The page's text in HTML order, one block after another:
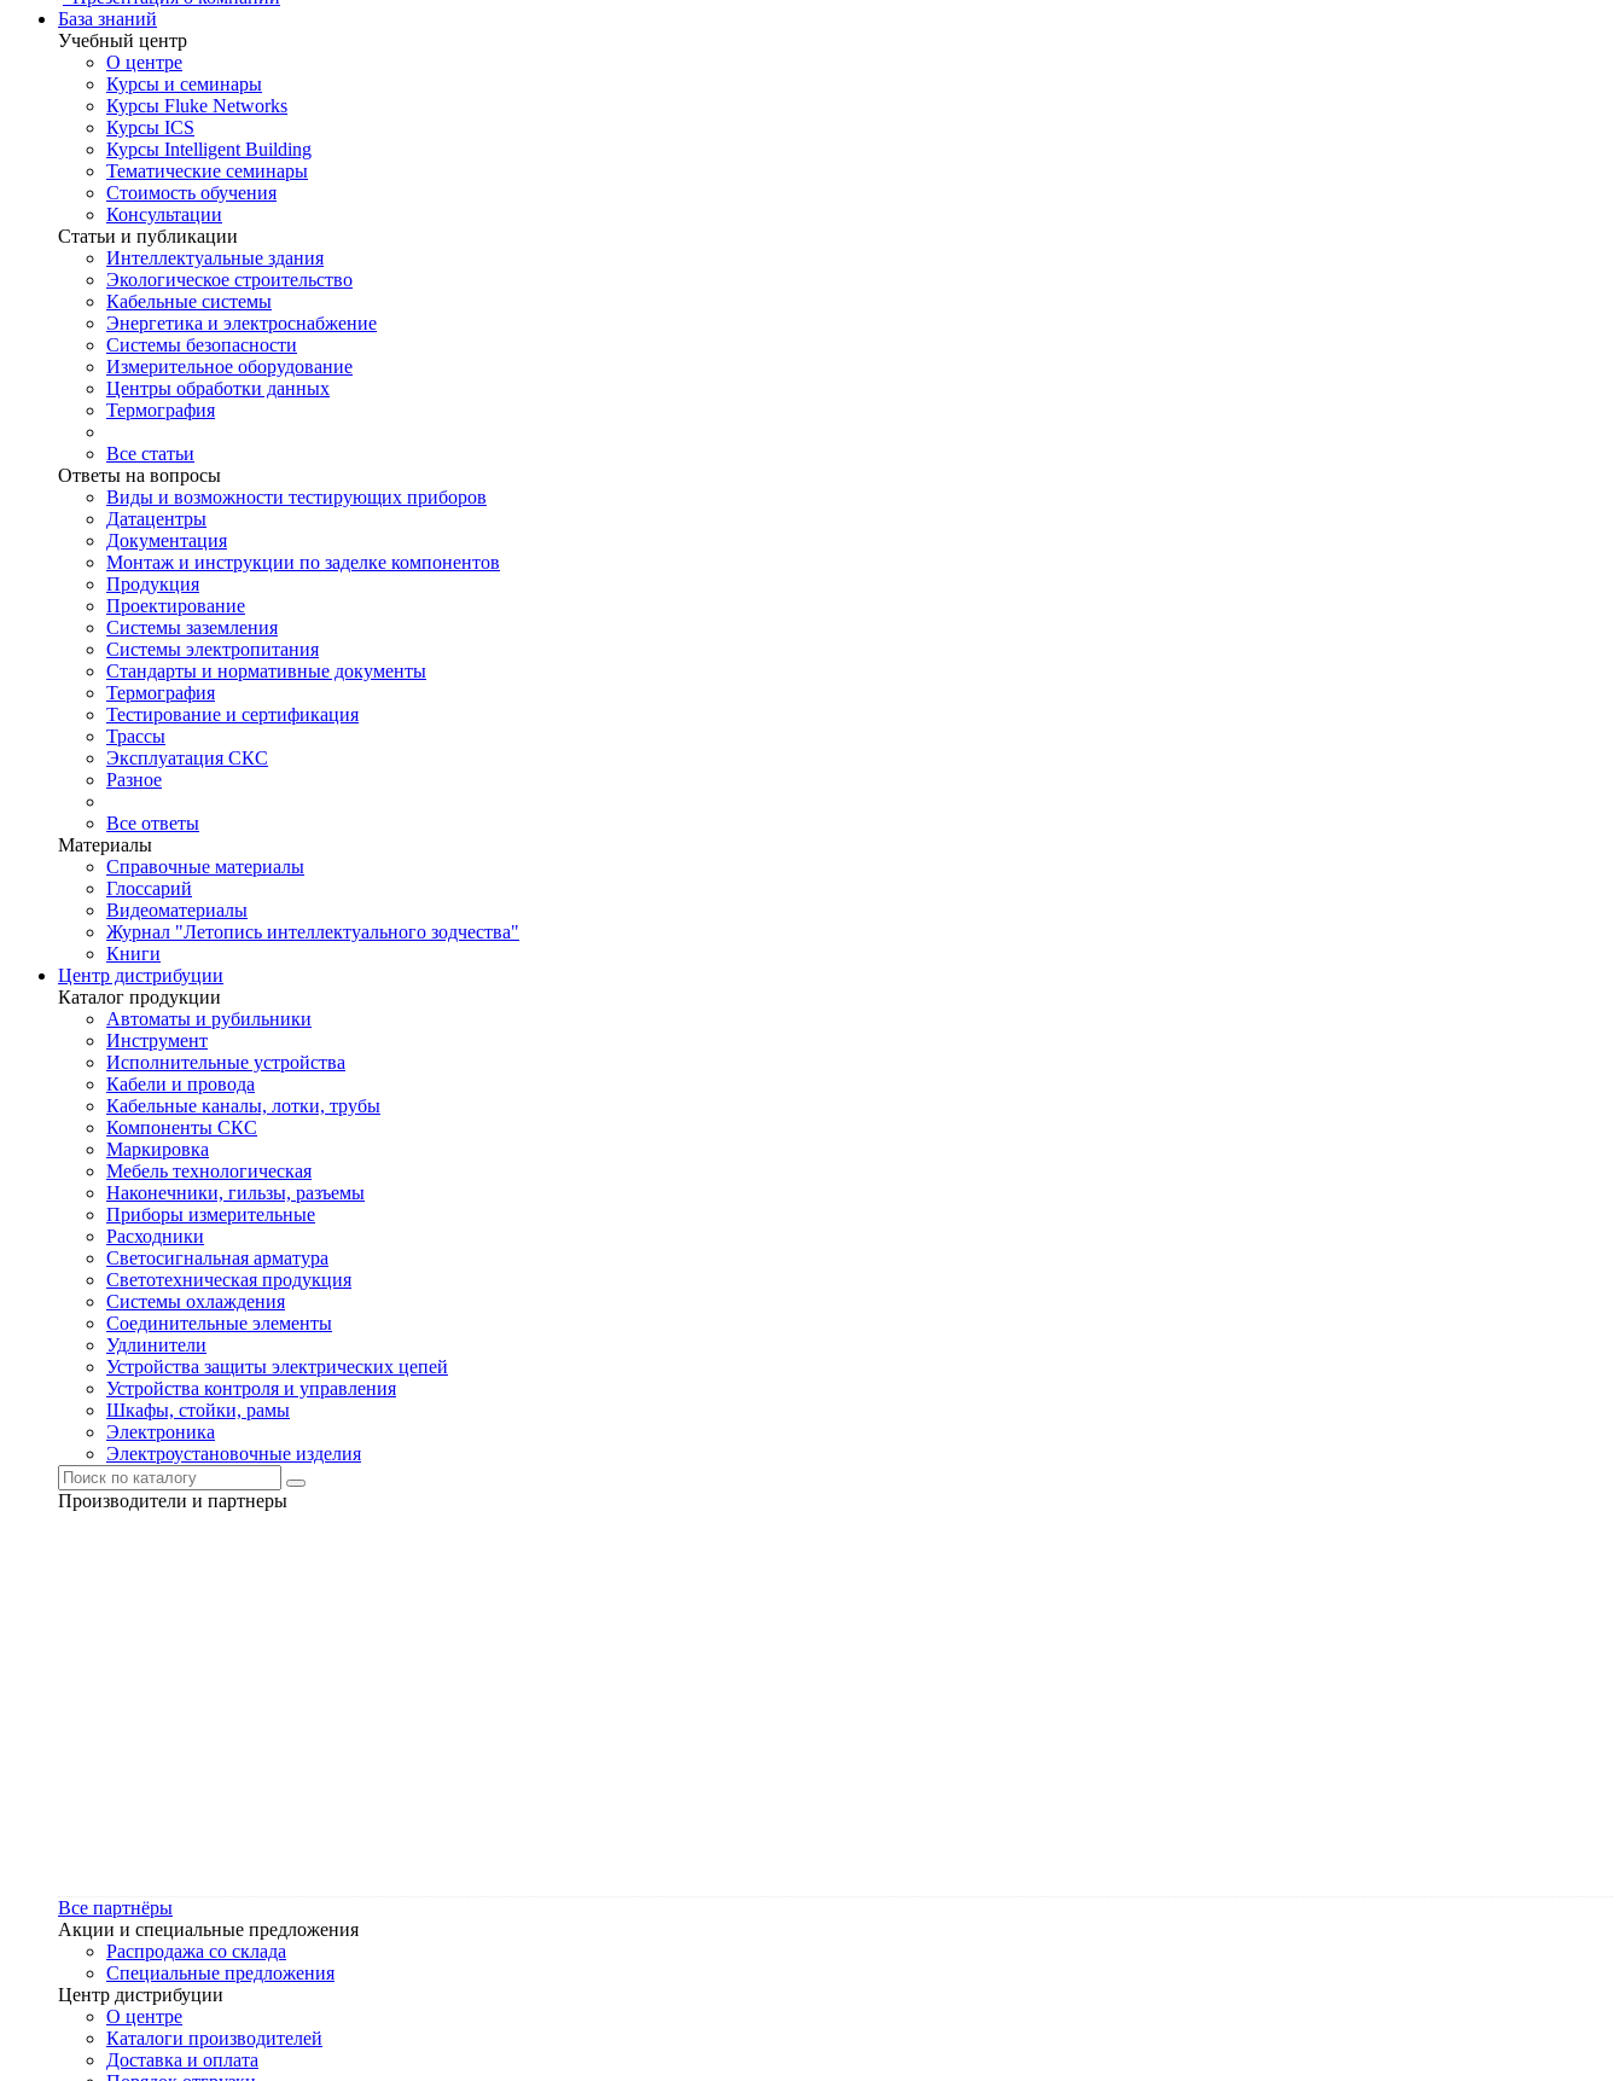
База знаний
Учебный центр
О центре
Курсы и семинары
Курсы Fluke Networks
Курсы ICS
Курсы Intelligent Building
Тематические семинары
Стоимость обучения
Консультации
Статьи и публикации
Интеллектуальные здания
Экологическое строительство
Кабельные системы
Энергетика и электроснабжение
Системы безопасности
Измерительное оборудование
Центры обработки данных
Термография
Все статьи
Ответы на вопросы
Виды и возможности тестирующих приборов
Датацентры
Документация
Монтаж и инструкции по заделке компонентов
Продукция
Проектирование
Системы заземления
Системы электропитания
Стандарты и нормативные документы
Термография
Тестирование и сертификация
Трассы
Эксплуатация СКС
Разное
Все ответы
Материалы
Справочные материалы
Глоссарий
Видеоматериалы
Журнал "Летопись интеллектуального зодчества"
Книги
Центр дистрибуции
Каталог продукции
Автоматы и рубильники
Инструмент
Исполнительные устройства
Кабели и провода
Кабельные каналы, лотки, трубы
Компоненты СКС
Маркировка
Мебель технологическая
Наконечники, гильзы, разъемы
Приборы измерительные
Расходники
Светосигнальная арматура
Светотехническая продукция
Системы охлаждения
Соединительные элементы
Удлинители
Устройства защиты электрических цепей
Устройства контроля и управления
Шкафы, стойки, рамы
Электроника
Электроустановочные изделия
Производители и партнеры
Все партнёры
Акции и специальные предложения
Распродажа со склада
Специальные предложения
Центр дистрибуции
О центре
Каталоги производителей
Доставка и оплата